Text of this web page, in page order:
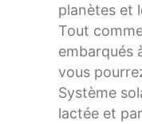
planètes et
Tout
embarqués
vous
Système
lactée et